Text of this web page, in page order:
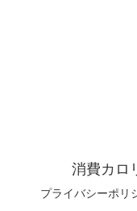
消費カロ
プライバシーポリ